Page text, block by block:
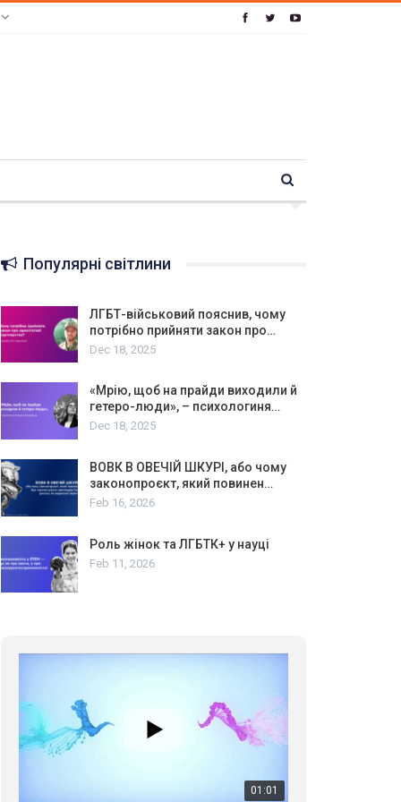
Популярні світлини
ЛГБТ-військовий пояснив, чому
потрібно прийняти закон про…
Dec 18, 2025
«Мрію, щоб на прайди виходили й
гетеро-люди», – психологиня…
Dec 18, 2025
ВОВК В ОВЕЧІЙ ШКУРІ, або чому
законопроєкт, який повинен…
Feb 16, 2026
Роль жінок та ЛГБТК+ у науці
Feb 11, 2026
01:01
звернення про те, що навіть коли ми у різних
солідарності, приєднатися до нас. Регіональні
підрозділи ГАУ є в 16 областях України.
Разом наш голос лунає гучніше!